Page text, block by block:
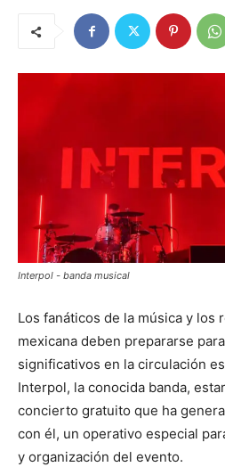
Interpol - banda musical
Los fanáticos de la música y los
mexicana deben prepararse
significativos en la circulación
Interpol, la conocida banda,
concierto gratuito que ha
con él, un operativo especial
y organización del evento.